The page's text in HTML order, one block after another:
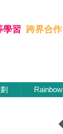
學習 跨界合
學習 跨界合作